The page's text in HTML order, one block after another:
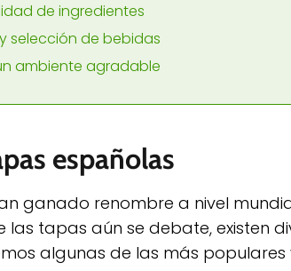
de ingredientes
selección de bebidas
ambiente agradable
españolas
ganado renombre a nivel
las tapas aún se debate, existen
algunas de las más